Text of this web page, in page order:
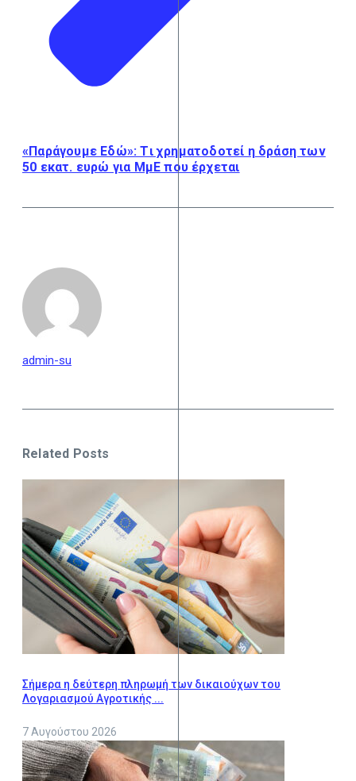
«Παράγουμε Εδώ»: Tι χρηματοδοτεί η δράση των
50 εκατ. ευρώ για ΜμΕ που έρχεται
admin-su
Related Posts
Σήμερα η δεύτερη πληρωμή των δικαιούχων του
Λογαριασμού Αγροτικής ...
7 Αυγούστου 2026